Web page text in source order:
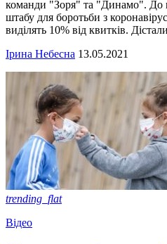
команди "Зоря" та "Динамо". До
штабу для боротьби з
виділять 10% від квитків.
Ірина Небесна 13.05.2021
trending_flat
Відео